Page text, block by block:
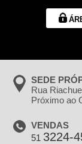
SEDE
Rua
Próximo ao
VENDAS
51 3224-